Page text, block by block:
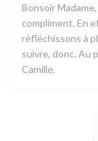
Bonsoir
compliment. En
réfléchissons à
suivre, donc. Au
Camille.